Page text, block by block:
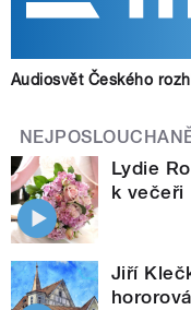
Audiosvět Českého
Lydie
k večeři
Jiří